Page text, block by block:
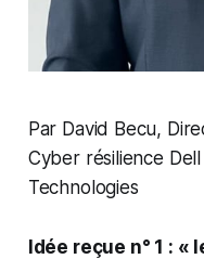
Par David Becu,
Cyber résilience
Technologies
Idée reçue n° 1 :